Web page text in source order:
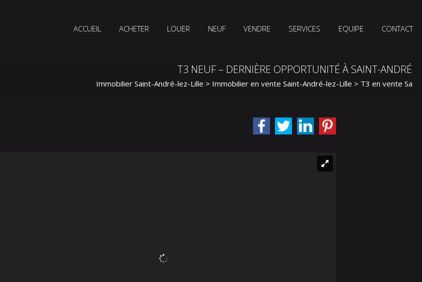
ACCUEIL ACHETER LOUER NEUF VENDRE SERVICES EQUIPE CONTACT
T3 NEUF – DERNIÈRE OPPORTUNITÉ À SAINT-ANDRÉ
Immobilier Saint-André-lez-Lille > Immobilier en vente Saint-André-lez-Lille > T3 en vente